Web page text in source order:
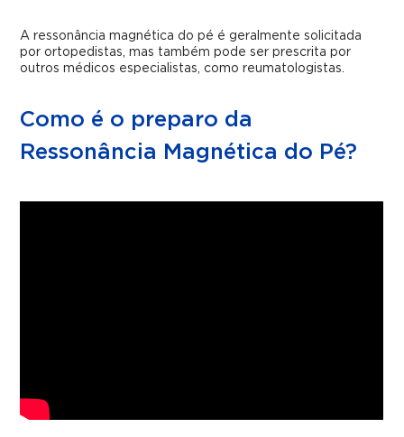
A ressonância magnética do pé é geralmente solicitada
por ortopedistas, mas também pode ser prescrita por
outros médicos especialistas, como reumatologistas.
Como é o preparo da
Ressonância Magnética do Pé?